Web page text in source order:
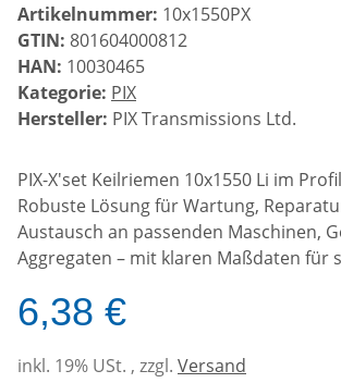
Artikelnummer: 10x1550PX
GTIN: 801604000812
HAN: 10030465
Kategorie: PIX
Hersteller: PIX Transmissions Ltd.
PIX-X'set Keilriemen 10x1550 Li im
Robuste Lösung für Wartung,
Austausch an passenden Maschinen,
Aggregaten – mit klaren Maßdaten für
6,38 €
inkl. 19% USt. , zzgl. Versand